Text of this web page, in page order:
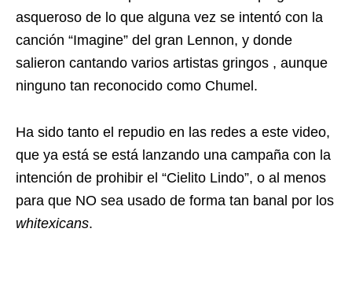
asqueroso de lo que alguna vez se intentó con la
canción “Imagine” del gran Lennon, y donde
salieron cantando varios artistas gringos , aunque
ninguno tan reconocido como Chumel.
Ha sido tanto el repudio en las redes a este video,
que ya está se está lanzando una campaña con la
intención de prohibir el “Cielito Lindo”, o al menos
para que NO sea usado de forma tan banal por los
whitexicans.